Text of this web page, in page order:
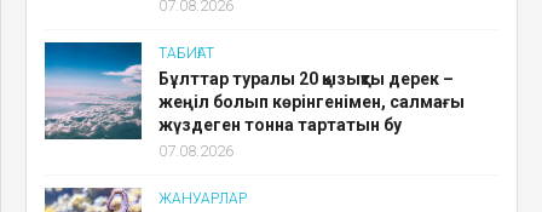
07.08.2026
ТАБИҒАТ
Бұлттар туралы 20 қызықты дерек –
жеңіл болып көрінгенімен, салмағы
жүздеген тонна тартатын бу
07.08.2026
ЖАНУАРЛАР